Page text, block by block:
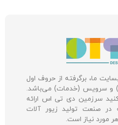
ما، برگرفته از حروف اول
و سرویس (خدمات) می‌باشد.
سرزمین دی تی اس ارائه
صنعت تولید زیور آلات
مورد نیاز است.